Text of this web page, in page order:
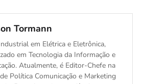
Tormann
em Elétrica e Eletrônica,
em Tecnologia da Informação e
Atualmente, é Editor-Chefe na
Política Comunicação e Marketing